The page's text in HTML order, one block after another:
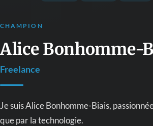
CHAMPION
Alice Bonhomme-
Freelance
Je suis Alice Bonhomme-Biais,
que par la technologie.